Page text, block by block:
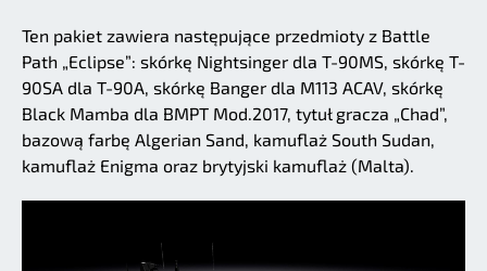
Ten pakiet zawiera następujące przedmioty z Battle
Path „Eclipse”: skórkę Nightsinger dla T-90MS, skórkę T-
90SA dla T-90A, skórkę Banger dla M113 ACAV, skórkę
Black Mamba dla BMPT Mod.2017, tytuł gracza „Chad”,
bazową farbę Algerian Sand, kamuflaż South Sudan,
kamuflaż Enigma oraz brytyjski kamuflaż (Malta).